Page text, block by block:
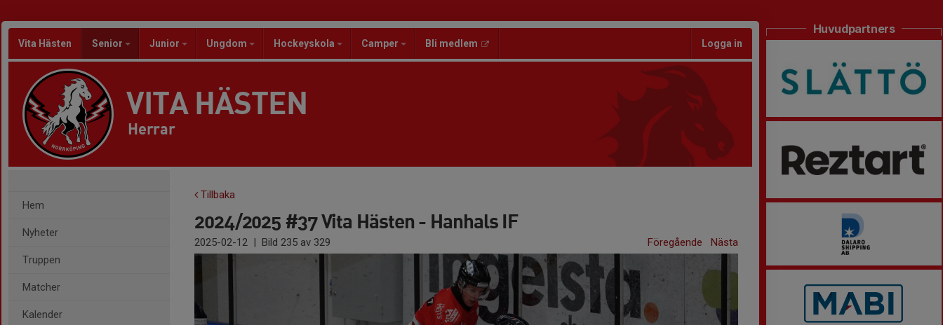
Vita Hästen Senior Junior Ungdom Hockeyskola Camper Bli medlem Logga in
VITA HÄSTEN
Herrar
Hem
Nyheter
Truppen
Matcher
Kalender
Tillbaka
2024/2025 #37 Vita Hästen - Hanhals IF
2025-02-12 | Bild 235 av 329 Föregående Nästa
Huvudpartners